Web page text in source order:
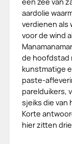
aardolie
verdienen als
voor de wind
de hoofdstad
kunstmatige
paste-
parelduikers,
sjeiks die van
Korte
hier zitten